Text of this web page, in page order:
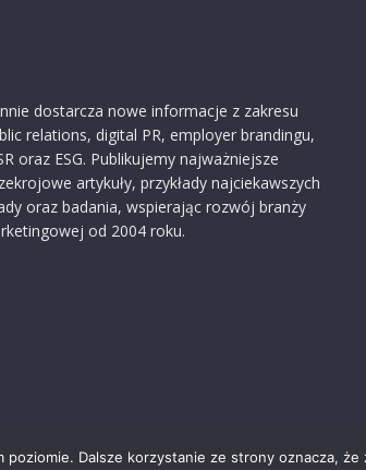
dostarcza nowe informacje z zakresu
relations, digital PR, employer brandingu,
oraz ESG. Publikujemy najważniejsze
artykuły, przykłady najciekawszych
oraz badania, wspierając rozwój branży
od 2004 roku.
Dalsze korzystanie ze strony oznacza, że